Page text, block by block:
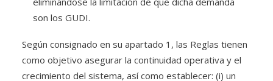
son los GUDI.
Según consignado en su apartado 1, las Reglas tienen
como objetivo asegurar la continuidad operativa y el
crecimiento del sistema, así como establecer: (i) un